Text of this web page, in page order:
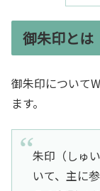
御朱印とは
御朱印について
ます。
朱印（しゅ
いて、主に